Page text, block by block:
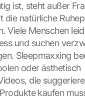
ist, steht außer
die natürliche
Viele Menschen
und suchen
Sleepmaxxing
oder ästhetisch
die
kaufen